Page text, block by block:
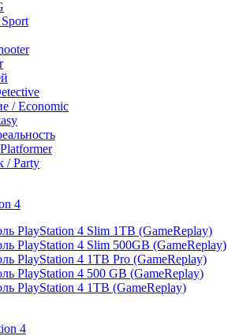
/ Economic
/ Party
4
PlayStation 4 Slim 1TB (GameReplay)
PlayStation 4 Slim 500GB (GameReplay)
PlayStation 4 1TB Pro (GameReplay)
PlayStation 4 500 GB (GameReplay)
PlayStation 4 1TB (GameReplay)
4